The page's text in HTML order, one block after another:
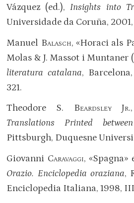
Vázquez (ed.),Insights into
Universidade da Coruña,
Manuel Balasch, «Horaci als
Molas & J. Massot i Muntaner
literatura catalana,
321.
Theodore S. Beardsley Jr.
Translations Printed
Pittsburgh, Duquesne
Giovanni Caravaggi,
Orazio. Enciclopedia oraziana,
Enciclopedia Italiana, 1998,